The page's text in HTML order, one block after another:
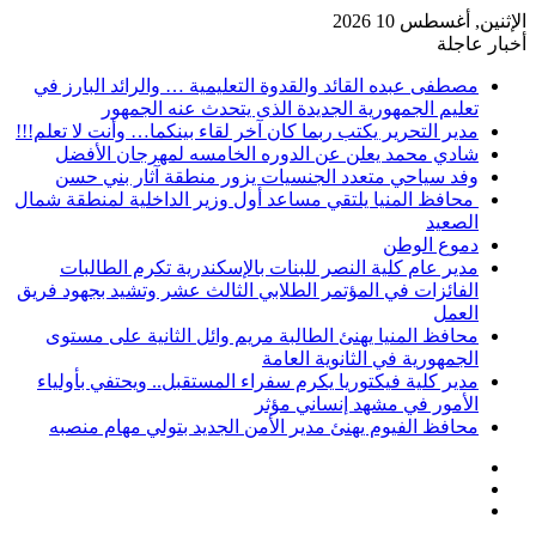
الإثنين, أغسطس 10 2026
أخبار عاجلة
مصطفى عبده القائد والقدوة التعليمية … والرائد البارز في
تعليم الجمهورية الجديدة الذى يتحدث عنه الجمهور
مدير التحرير يكتب ربما كان آخر لقاء بينكما… وأنت لا تعلم!!!
شادي محمد يعلن عن الدوره الخامسه لمهرجان الأفضل
وفد سياحي متعدد الجنسيات يزور منطقة آثار بني حسن
محافظ المنيا يلتقي مساعد أول وزير الداخلية لمنطقة شمال
الصعيد
دموع الوطن
مدير عام كلية النصر للبنات بالإسكندرية تكرم الطالبات
الفائزات في المؤتمر الطلابي الثالث عشر وتشيد بجهود فريق
العمل
محافظ المنيا يهنئ الطالبة مريم وائل الثانية على مستوى
الجمهورية في الثانوية العامة
مدير كلية فيكتوريا يكرم سفراء المستقبل.. ويحتفي بأولياء
الأمور في مشهد إنساني مؤثر
محافظ الفيوم يهنئ مدير الأمن الجديد بتولي مهام منصبه